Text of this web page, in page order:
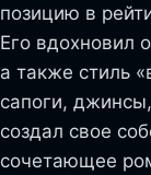
позицию в
Его вдохновил
а также стиль
сапоги,
создал свое
сочетающее